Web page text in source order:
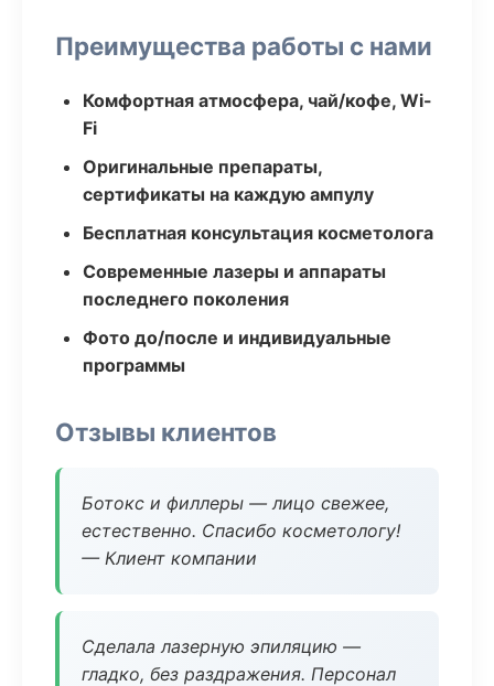
Преимущества работы с нами
Комфортная атмосфера, чай/кофе, Wi-
Fi
Оригинальные препараты,
сертификаты на каждую ампулу
Бесплатная консультация косметолога
Современные лазеры и аппараты
последнего поколения
Фото до/после и индивидуальные
программы
Отзывы клиентов
Ботокс и филлеры — лицо свежее,
естественно. Спасибо косметологу!
— Клиент компании
Сделала лазерную эпиляцию —
гладко, без раздражения. Персонал